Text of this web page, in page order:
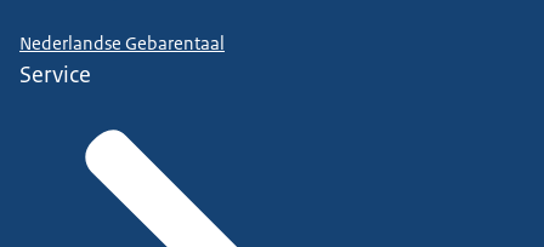
Nederlandse Gebarentaal
Service